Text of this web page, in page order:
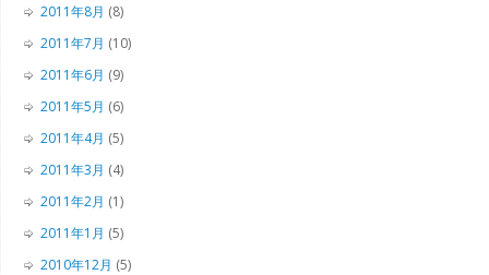
2011年8月 (8)
2011年7月 (10)
2011年6月 (9)
2011年5月 (6)
2011年4月 (5)
2011年3月 (4)
2011年2月 (1)
2011年1月 (5)
2010年12月 (5)